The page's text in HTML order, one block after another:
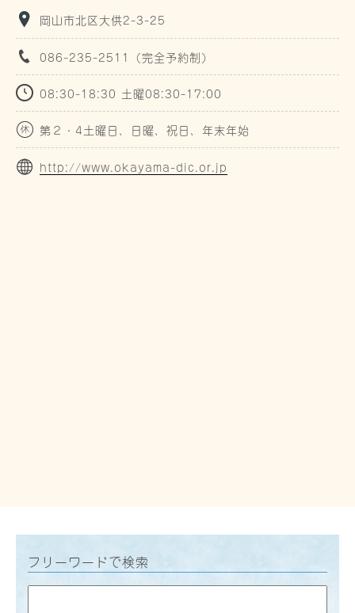
岡山市北区大供2-3-25
086-235-2511（完全予約制）
08:30-18:30 土曜08:30-17:00
第２・4土曜日、日曜、祝日、年末年始
http://www.okayama-dic.or.jp
フリーワードで検索